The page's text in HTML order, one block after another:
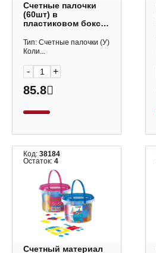
Счетные палочки
(60шт) в
пластиковом боксе
Тип: Счетные палочки (У)
Коли...
- +
85.8
Код: 38184
Остаток: 4
Счетный материал